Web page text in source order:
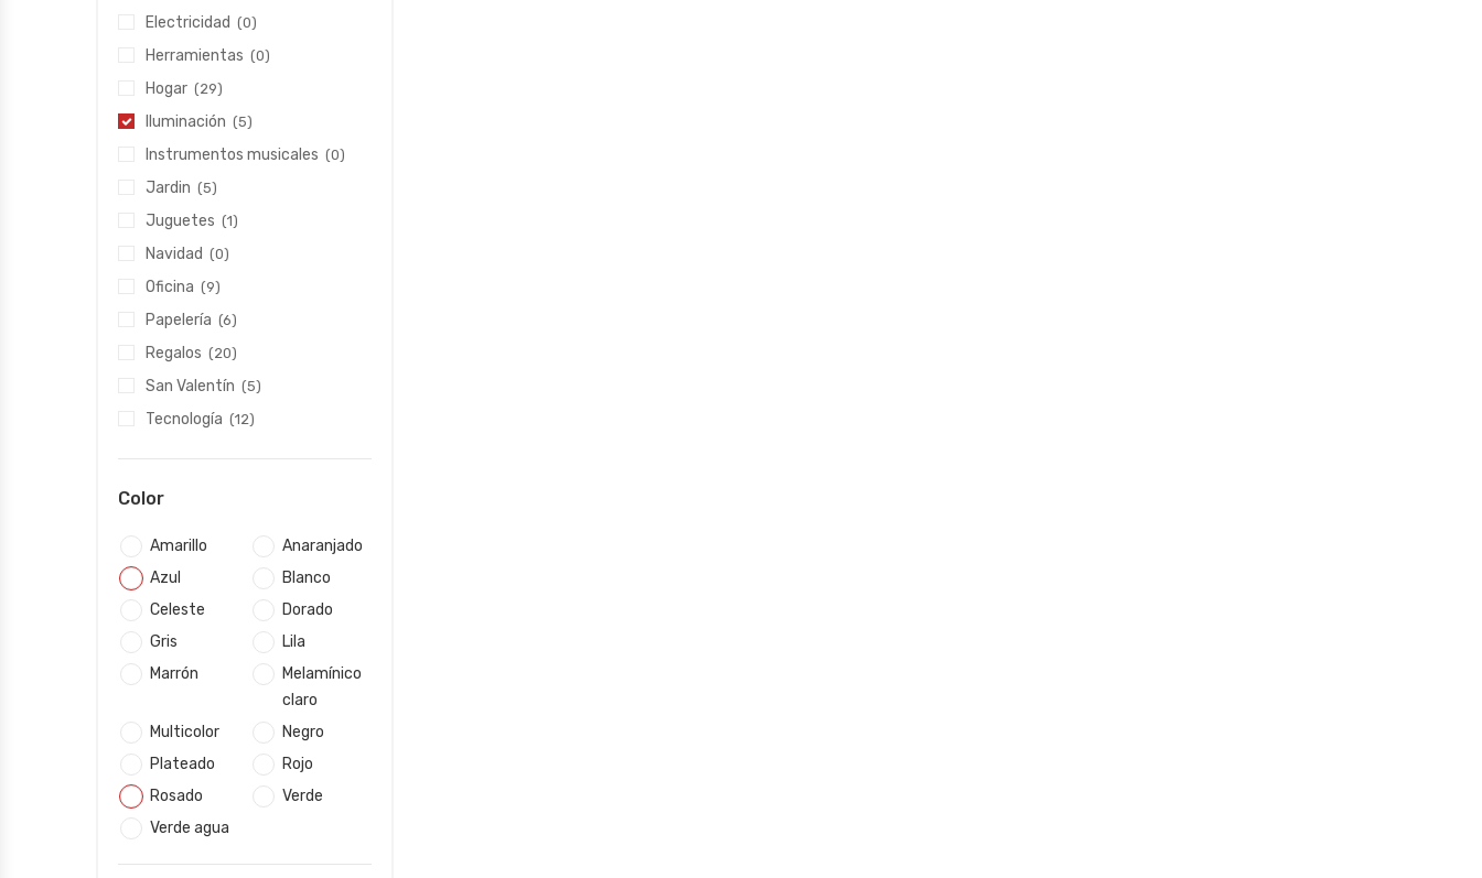
Electricidad (0)
Herramientas (0)
Hogar (29)
Iluminación (5)
Instrumentos musicales (0)
Jardin (5)
Juguetes (1)
Navidad (0)
Oficina (9)
Papelería (6)
Regalos (20)
San Valentín (5)
Tecnología (12)
Color
Amarillo
Anaranjado
Azul
Blanco
Celeste
Dorado
Gris
Lila
Marrón
Melamínico
claro
Multicolor
Negro
Plateado
Rojo
Rosado
Verde
Verde agua